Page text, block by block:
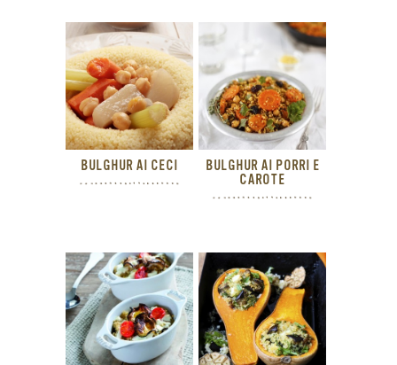
BULGHUR AI CECI
BULGHUR AI PORRI E
CAROTE